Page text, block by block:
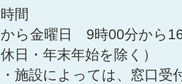
間
から金曜日 9時00分から
休日・年末年始を除く）
施設によっては、窓口受